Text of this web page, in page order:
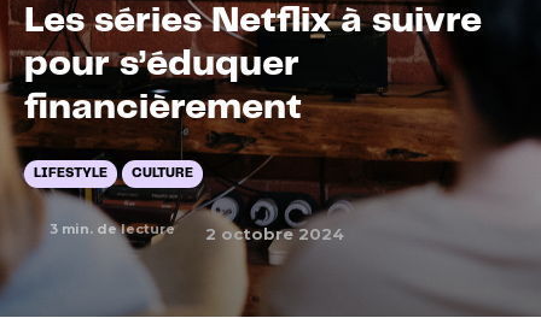
Les séries Netflix à suivre
pour s’éduquer
financièrement
LIFESTYLE CULTURE
3 min. de lecture 2 octobre 2024